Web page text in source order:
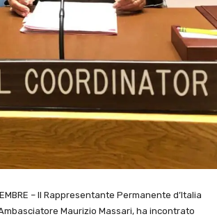
– Il Rappresentante Permanente d’Italia
Maurizio Massari, ha incontrato